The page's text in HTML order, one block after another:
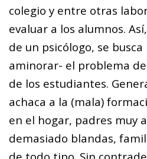
colegio y entre otras
evaluar a los alumnos.
de un psicólogo, se
aminorar- el problema
de los estudiantes.
achaca a la (mala)
en el hogar, padres muy
demasiado blandas,